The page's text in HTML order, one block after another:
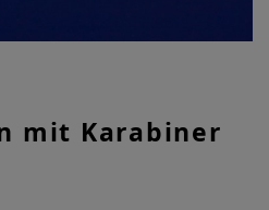
mit Karabiner